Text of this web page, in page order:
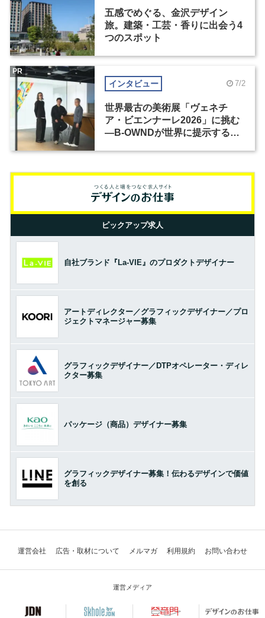
五感でめぐる、金沢デザイン
旅。建築・工芸・香りに出会う4
つのスポット
インタビュー 7/2
世界最古の美術展「ヴェネチ
ア・ビエンナーレ2026」に挑む
―B-OWNDが世界に提示する美
PR
ピックアップ求人
自社ブランド『La-VIE』のプロダクトデザイナー
アートディレクター／グラフィックデザイナー／プロ
ジェクトマネージャー募集
グラフィックデザイナー／DTPオペレーター・ディレ
クター募集
パッケージ（商品）デザイナー募集
グラフィックデザイナー募集！伝わるデザインで価値
を創る
運営会社 広告・取材について メルマガ 利用規約 お問い合わせ
運営メディア